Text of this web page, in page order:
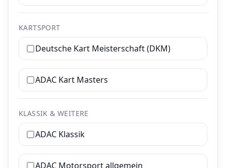
KARTSPORT
Deutsche Kart Meisterschaft (DKM)
ADAC Kart Masters
KLASSIK & WEITERE
ADAC Klassik
ADAC Motorsport allgemein